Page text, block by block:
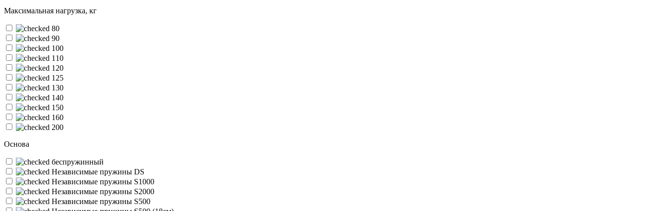
Максимальная нагрузка, кг
80
90
100
110
120
125
130
140
150
160
200
Основа
беспружинный
Независимые пружины DS
Независимые пружины S1000
Независимые пружины S2000
Независимые пружины S500